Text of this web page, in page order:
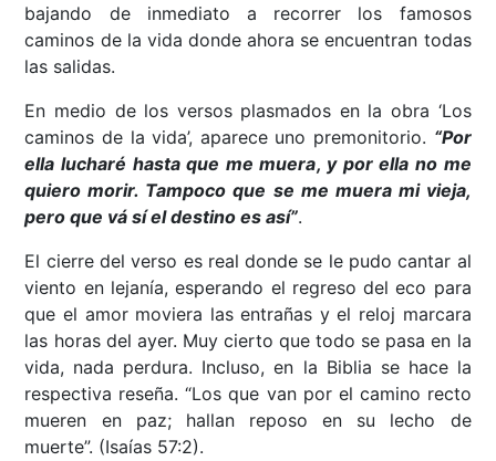
bajando de inmediato a recorrer los famosos
caminos de la vida donde ahora se encuentran todas
las salidas.
En medio de los versos plasmados en la obra ‘Los
caminos de la vida’, aparece uno premonitorio. “Por
ella lucharé hasta que me muera, y por ella no me
quiero morir. Tampoco que se me muera mi vieja,
pero que vá sí el destino es así”.
El cierre del verso es real donde se le pudo cantar al
viento en lejanía, esperando el regreso del eco para
que el amor moviera las entrañas y el reloj marcara
las horas del ayer. Muy cierto que todo se pasa en la
vida, nada perdura. Incluso, en la Biblia se hace la
respectiva reseña. “Los que van por el camino recto
mueren en paz; hallan reposo en su lecho de
muerte”. (Isaías 57:2).